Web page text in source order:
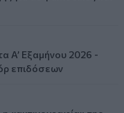
A’ Εξαμήνου 2026 -
επιδόσεων